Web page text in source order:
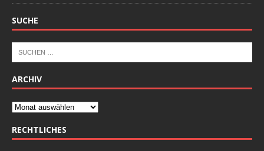
SUCHE
ARCHIV
RECHTLICHES